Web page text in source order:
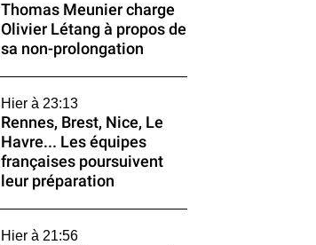
Thomas Meunier charge
Olivier Létang à propos de
sa non-prolongation
Hier à 23:13
Rennes, Brest, Nice, Le
Havre... Les équipes
françaises poursuivent
leur préparation
Hier à 21:56